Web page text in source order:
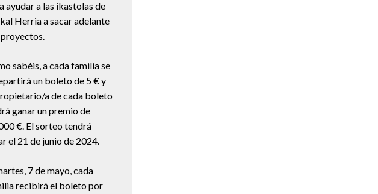
ayudar a las ikastolas de
Herria a sacar adelante
proyectos.
sabéis, a cada familia se
un boleto de 5 € y
a de cada boleto
ganar un premio de
€. El sorteo tendrá
el 21 de junio de 2024.
7 de mayo, cada
recibirá el boleto por